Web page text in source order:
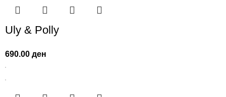
Uly & Polly
690.00ден